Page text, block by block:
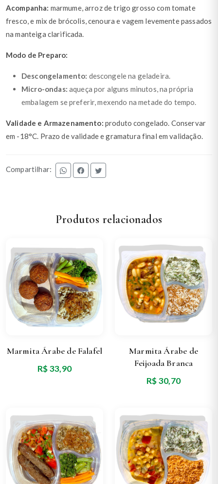
Acompanha: marmume, arroz de trigo grosso com tomate
fresco, e mix de brócolis, cenoura e vagem levemente passados
na manteiga clarificada.
Modo de Preparo:
Descongelamento: descongele na geladeira.
Micro-ondas: aqueça por alguns minutos, na própria
embalagem se preferir, mexendo na metade do tempo.
Validade e Armazenamento: produto congelado. Conservar
em -18°C. Prazo de validade e gramatura final em validação.
Compartilhar:
Produtos relacionados
Marmita Árabe de Falafel
R$ 33,90
Marmita Árabe de
Feijoada Branca
R$ 30,70